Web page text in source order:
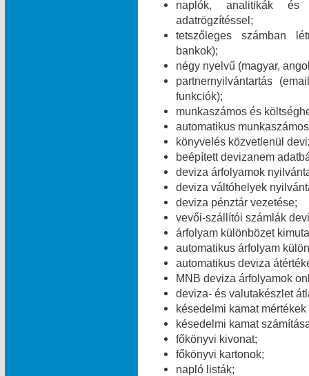
naplók, analitikák és
adatrögzítéssel;
tetszőleges számban
bankok);
négy nyelvű (magyar,
partnernyilvántartás
funkciók);
munkaszámos és
automatikus
könyvelés közvetlenül
beépített devizanem
deviza árfolyamok
deviza váltóhelyek
deviza pénztár vezetése;
vevői-szállítói számlák
árfolyam különbözet
automatikus árfolyam
automatikus deviza
MNB deviza árfolyamok
deviza- és valutakészlet
késedelmi kamat
késedelmi kamat
főkönyvi kivonat;
főkönyvi kartonok;
napló listák;